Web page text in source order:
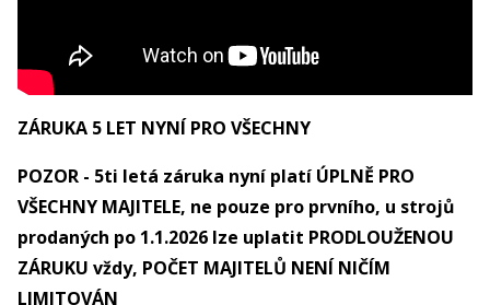
ZÁRUKA 5 LET NYNÍ PRO VŠECHNY
POZOR - 5ti letá záruka nyní platí ÚPLNĚ PRO
VŠECHNY MAJITELE, ne pouze pro prvního, u strojů
prodaných po 1.1.2026 lze uplatit PRODLOUŽENOU
ZÁRUKU vždy, POČET MAJITELŮ NENÍ NIČÍM
LIMITOVÁN